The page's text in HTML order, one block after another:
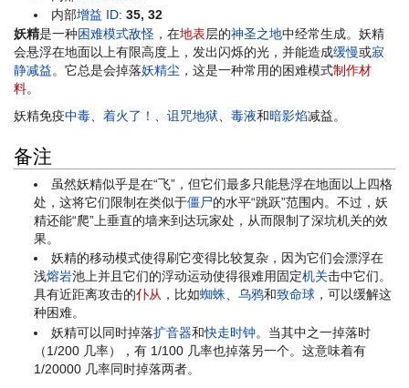
内部增益 ID:35, 32
妖精是一种困难模式敌怪 ，在地表层的神圣之地中经常生成。妖精
会悬浮在地面以上有限高度上，发出闪烁的光，并能造成缓慢或寂
静减益。它总是会掉落妖精尘 ，这是一种常用的困难模式制作材
料。
妖精免疫中毒、 着火了！ 、 诅咒地狱、 毒液和暗影焰减益。
备注
虽然妖精似乎是在“飞”，但它们最多只能悬浮在地面以上四格
处，这将它们限制在类似于僵尸的水平“跳跃”范围内。不过，妖
精还能“爬”上垂直的墙来到达玩家处，从而限制了深坑机关的效
果。
妖精的移动模式使得刷它变得比较复杂，因为它们会漂浮在
浅熔岩池上并且它们的浮动运动使得很难用固定机关击中它们。
具有近距离攻击的仆从 ，比如蜘蛛 、乌鸦和致命球 ，可以缓解这
种困难。
妖精可以同时掉落扩音器和快走时钟。当其中之一掉落时
（1/200 几率），有 1/100 几率也掉落另一个。这意味着有
1/20000 几率同时掉落两者。